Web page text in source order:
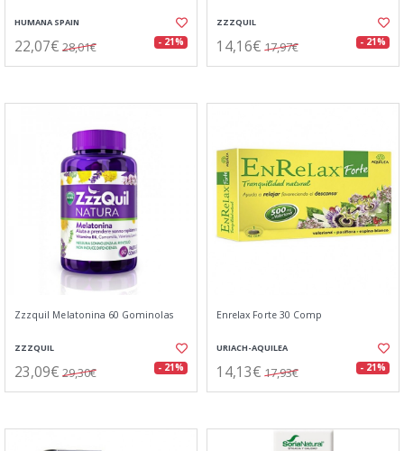
HUMANA SPAIN
22,07€ 28,01€ - 21%
ZZZQUIL
14,16€ 17,97€ - 21%
Zzzquil Melatonina 60 Gominolas
ZZZQUIL
23,09€ 29,30€ - 21%
Enrelax Forte 30 Comp
URIACH-AQUILEA
14,13€ 17,93€ - 21%